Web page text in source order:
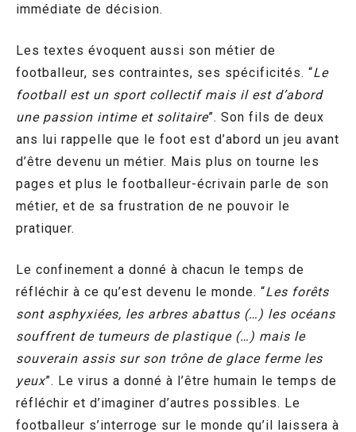
immédiate de décision.
Les textes évoquent aussi son métier de
footballeur, ses contraintes, ses spécificités. “Le
football est un sport collectif mais il est d’abord
une passion intime et solitaire”. Son fils de deux
ans lui rappelle que le foot est d’abord un jeu avant
d’être devenu un métier. Mais plus on tourne les
pages et plus le footballeur-écrivain parle de son
métier, et de sa frustration de ne pouvoir le
pratiquer.
Le confinement a donné à chacun le temps de
réfléchir à ce qu’est devenu le monde. “Les forêts
sont asphyxiées, les arbres abattus (…) les océans
souffrent de tumeurs de plastique (…) mais le
souverain assis sur son trône de glace ferme les
yeux”. Le virus a donné à l’être humain le temps de
réfléchir et d’imaginer d’autres possibles. Le
footballeur s’interroge sur le monde qu’il laissera à